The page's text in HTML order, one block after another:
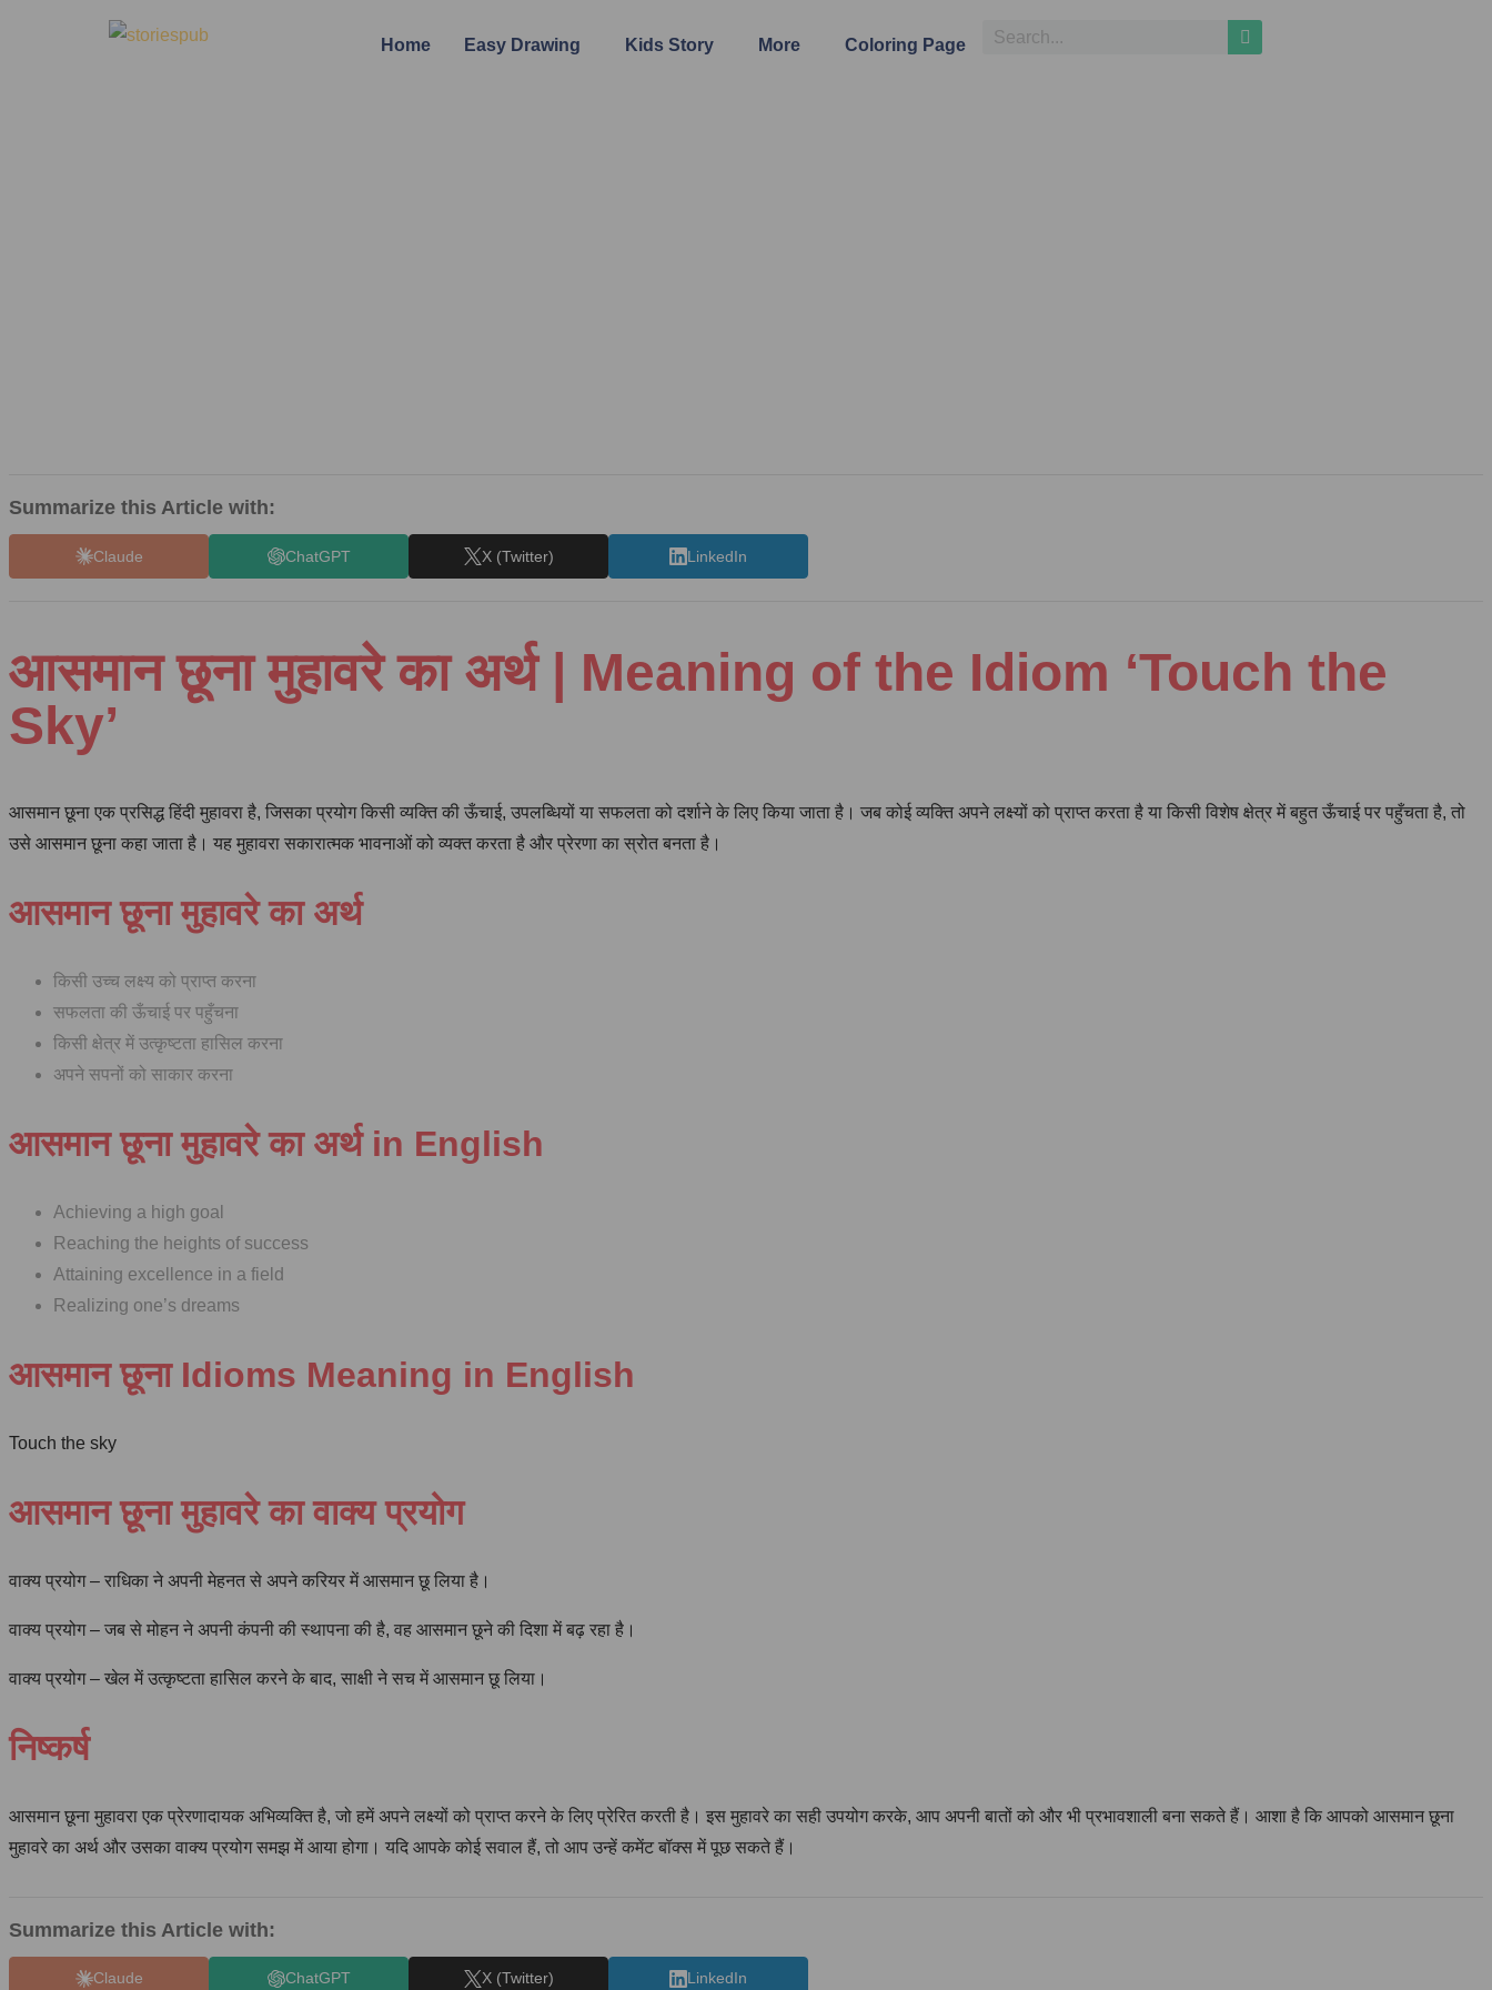
Home Easy Drawing Kids Story More Coloring Page
Summarize this Article with:
Claude ChatGPT X (Twitter) LinkedIn
आसमान छूना मुहावरे का अर्थ | Meaning of the Idiom ‘Touch the
Sky’
आसमान छूना एक प्रसिद्ध हिंदी मुहावरा है, जिसका प्रयोग किसी व्यक्ति की ऊँचाई, उपलब्धियों या सफलता को दर्शाने के लिए किया जाता है। जब कोई व्यक्ति अपने लक्ष्यों को प्राप्त करता है या किसी विशेष क्षेत्र में बहुत ऊँचाई पर पहुँचता है, तो
उसे आसमान छूना कहा जाता है। यह मुहावरा सकारात्मक भावनाओं को व्यक्त करता है और प्रेरणा का स्रोत बनता है।
आसमान छूना मुहावरे का अर्थ
किसी उच्च लक्ष्य को प्राप्त करना
सफलता की ऊँचाई पर पहुँचना
किसी क्षेत्र में उत्कृष्टता हासिल करना
अपने सपनों को साकार करना
आसमान छूना मुहावरे का अर्थ in English
Achieving a high goal
Reaching the heights of success
Attaining excellence in a field
Realizing one’s dreams
आसमान छूना Idioms Meaning in English
Touch the sky
आसमान छूना मुहावरे का वाक्य प्रयोग
वाक्य प्रयोग – राधिका ने अपनी मेहनत से अपने करियर में आसमान छू लिया है।
वाक्य प्रयोग – जब से मोहन ने अपनी कंपनी की स्थापना की है, वह आसमान छूने की दिशा में बढ़ रहा है।
वाक्य प्रयोग – खेल में उत्कृष्टता हासिल करने के बाद, साक्षी ने सच में आसमान छू लिया।
निष्कर्ष
आसमान छूना मुहावरा एक प्रेरणादायक अभिव्यक्ति है, जो हमें अपने लक्ष्यों को प्राप्त करने के लिए प्रेरित करती है। इस मुहावरे का सही उपयोग करके, आप अपनी बातों को और भी प्रभावशाली बना सकते हैं। आशा है कि आपको आसमान छूना
मुहावरे का अर्थ और उसका वाक्य प्रयोग समझ में आया होगा। यदि आपके कोई सवाल हैं, तो आप उन्हें कमेंट बॉक्स में पूछ सकते हैं।
Summarize this Article with:
Claude ChatGPT X (Twitter) LinkedIn